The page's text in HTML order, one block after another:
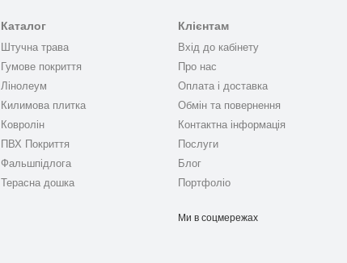
Каталог
Штучна трава
Гумове покриття
Лінолеум
Килимова плитка
Ковролін
ПВХ Покриття
Фальшпідлога
Терасна дошка
Клієнтам
Вхід до кабінету
Про нас
Оплата і доставка
Обмін та повернення
Контактна інформація
Послуги
Блог
Портфоліо
Ми в соцмережах